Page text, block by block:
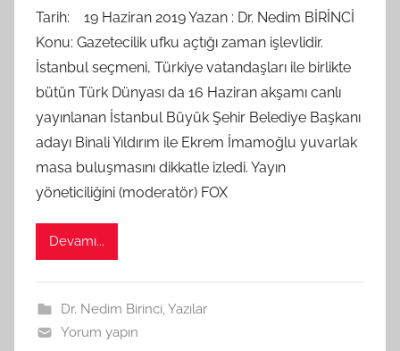
S
A
M
t
a
r
a
Tarih: 19 Haziran 2019 Yazan : Dr. Nedim BİRİNCİ
Konu: Gazetecilik ufku açtığı zaman işlevlidir.
İstanbul seçmeni, Türkiye vatandaşları ile birlikte
bütün Türk Dünyası da 16 Haziran akşamı canlı
yayınlanan İstanbul Büyük Şehir Belediye Başkanı
adayı Binali Yıldırım ile Ekrem İmamoğlu yuvarlak
masa buluşmasını dikkatle izledi. Yayın
yöneticiliğini (moderatör) FOX
Devamı...
Dr. Nedim Birinci Yazılar
Yorum yapın